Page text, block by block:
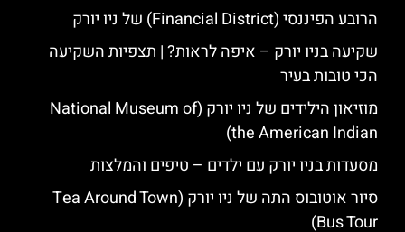
הרובע הפיננסי (Financial District) של ניו יורק
שקיעה בניו יורק – איפה לראות? | תצפיות השקיעה
הכי טובות בעיר
מוזיאון הילידים של ניו יורק (National Museum of
the American Indian)
מסעדות בניו יורק עם ילדים – טיפים והמלצות
סיור אוטובוס התה של ניו יורק (Tea Around Town
Bus Tour)